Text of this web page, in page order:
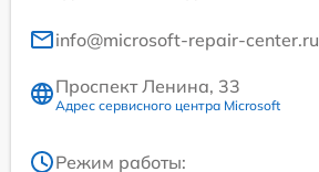
info@microsoft-repair-center.ru
Проспект Ленина, 33
Адрес сервисного центра Microsoft
Режим работы: